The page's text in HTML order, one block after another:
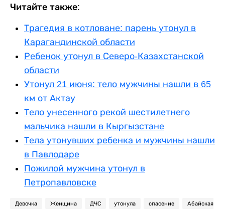
Читайте также:
Трагедия в котловане: парень утонул в
Карагандинской области
Ребенок утонул в Северо-Казахстанской
области
Утонул 21 июня: тело мужчины нашли в 65
км от Актау
Тело унесенного рекой шестилетнего
мальчика нашли в Кыргызстане
Тела утонувших ребенка и мужчины нашли
в Павлодаре
Пожилой мужчина утонул в
Петропавловске
Девочка Женщина ДЧС утонула спасение Абайская